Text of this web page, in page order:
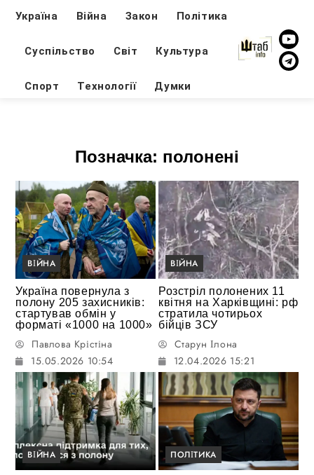
Україна Війна Закон Політика
Суспільство Світ Культура
Спорт Технології Думки
Позначка: полонені
ВІЙНА
Україна повернула з
полону 205 захисників:
стартував обмін у
форматі «1000 на 1000»
Павлова Крістіна
15.05.2026 10:54
ВІЙНА
Розстріл полонених 11
квітня на Харківщині: рф
стратила чотирьох
бійців ЗСУ
Старун Ілона
12.04.2026 15:21
ВІЙНА ПОЛІТИКА